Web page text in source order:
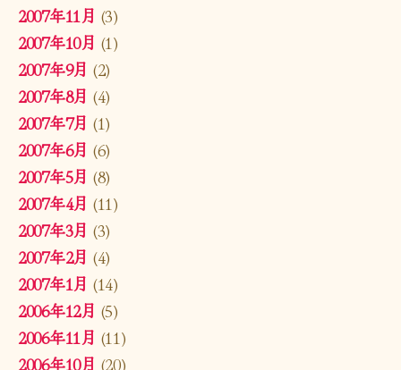
2007年11月 (3)
2007年10月 (1)
2007年9月 (2)
2007年8月 (4)
2007年7月 (1)
2007年6月 (6)
2007年5月 (8)
2007年4月 (11)
2007年3月 (3)
2007年2月 (4)
2007年1月 (14)
2006年12月 (5)
2006年11月 (11)
2006年10月 (20)